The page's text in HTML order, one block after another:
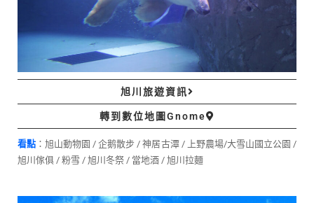
旭川旅遊資訊
轉到數位地圖Gnome
看點 ：旭山動物園 / 企鹅散步 / 神居古潭 / 上野農場/大雪山國立公園 /
旭川傢俱 / 粉雪 / 旭川冬祭 / 當地酒 / 旭川拉麵